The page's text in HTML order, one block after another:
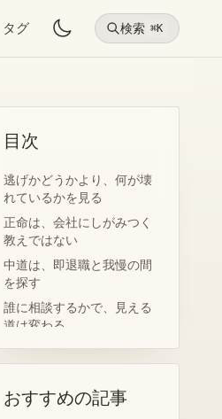
タグ 検索 ⌘K
目次
逃げかどうかより、何が壊
れているかを見る
正命は、会社にしがみつく
教えではない
中道は、即退職と我慢の間
を探す
誰に相談するかで、見える
道は変わる
やり直しは、恥の後にも始
まる
おすすめの記事